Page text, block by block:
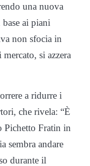
una nuova
ai piani
non sfocia in
si azzera
a ridurre i
che rivela: “È
Pichetto Fratin in
sembra andare
durante il